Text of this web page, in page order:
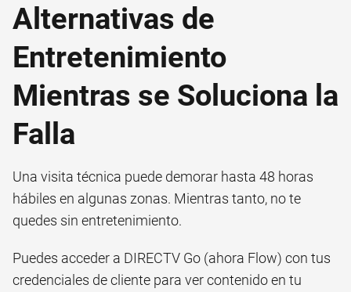
Alternativas de
Entretenimiento
Mientras se Soluciona la
Falla
Una visita técnica puede demorar hasta 48 horas
hábiles en algunas zonas. Mientras tanto, no te
quedes sin entretenimiento.
Puedes acceder a DIRECTV Go (ahora Flow) con tus
credenciales de cliente para ver contenido en tu